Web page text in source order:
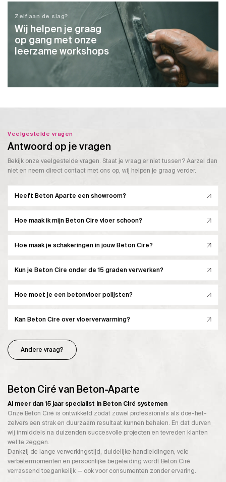
Zelf aan de slag?
Wij helpen je graag
op gang met onze
leerzame workshops
Veelgestelde vragen
Antwoord op je vragen
Bekijk onze veelgestelde vragen. Staat je vraag er niet tussen? Aarzel dan
niet en neem direct contact met ons op, wij helpen je graag verder.
Heeft Beton Aparte een showroom?
Hoe maak ik mijn Beton Cire vloer schoon?
Hoe maak je schakeringen in jouw Beton Cire?
Kun je Beton Cire onder de 15 graden verwerken?
Hoe moet je een betonvloer polijsten?
Kan Beton Cire over vloerverwarming?
Andere vraag?
Beton Ciré van Beton-Aparte
Al meer dan 15 jaar specialist in Beton Ciré systemen
Onze Beton Ciré is ontwikkeld zodat zowel professionals als doe-het-
zelvers een strak en duurzaam resultaat kunnen behalen. En dat durven
wij inmiddels na duizenden succesvolle projecten en tevreden klanten
wel te zeggen.
Dankzij de lange verwerkingstijd, duidelijke handleidingen, vele
verbetermomenten en persoonlijke begeleiding wordt Beton Ciré
verrassend toegankelijk — ook voor consumenten zonder ervaring.